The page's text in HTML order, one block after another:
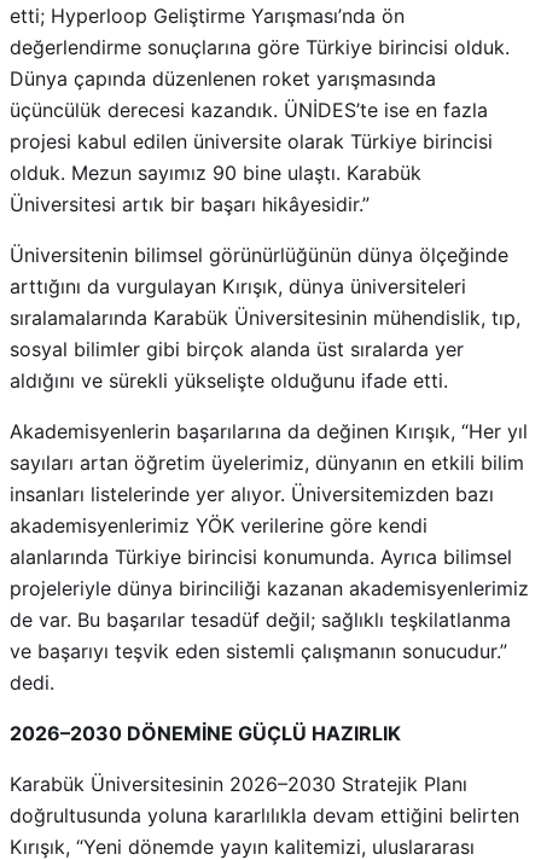
etti; Hyperloop Geliştirme Yarışması’nda ön
değerlendirme sonuçlarına göre Türkiye birincisi olduk.
Dünya çapında düzenlenen roket yarışmasında
üçüncülük derecesi kazandık. ÜNİDES’te ise en fazla
projesi kabul edilen üniversite olarak Türkiye birincisi
olduk. Mezun sayımız 90 bine ulaştı. Karabük
Üniversitesi artık bir başarı hikâyesidir.”
Üniversitenin bilimsel görünürlüğünün dünya ölçeğinde
arttığını da vurgulayan Kırışık, dünya üniversiteleri
sıralamalarında Karabük Üniversitesinin mühendislik, tıp,
sosyal bilimler gibi birçok alanda üst sıralarda yer
aldığını ve sürekli yükselişte olduğunu ifade etti.
Akademisyenlerin başarılarına da değinen Kırışık, “Her yıl
sayıları artan öğretim üyelerimiz, dünyanın en etkili bilim
insanları listelerinde yer alıyor. Üniversitemizden bazı
akademisyenlerimiz YÖK verilerine göre kendi
alanlarında Türkiye birincisi konumunda. Ayrıca bilimsel
projeleriyle dünya birinciliği kazanan akademisyenlerimiz
de var. Bu başarılar tesadüf değil; sağlıklı teşkilatlanma
ve başarıyı teşvik eden sistemli çalışmanın sonucudur.”
dedi.
2026–2030 DÖNEMİNE GÜÇLÜ HAZIRLIK
Karabük Üniversitesinin 2026–2030 Stratejik Planı
doğrultusunda yoluna kararlılıkla devam ettiğini belirten
Kırışık, “Yeni dönemde yayın kalitemizi, uluslararası